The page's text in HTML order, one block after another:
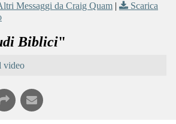
Messaggi da Craig Quam |
Scarica
Biblici"
video